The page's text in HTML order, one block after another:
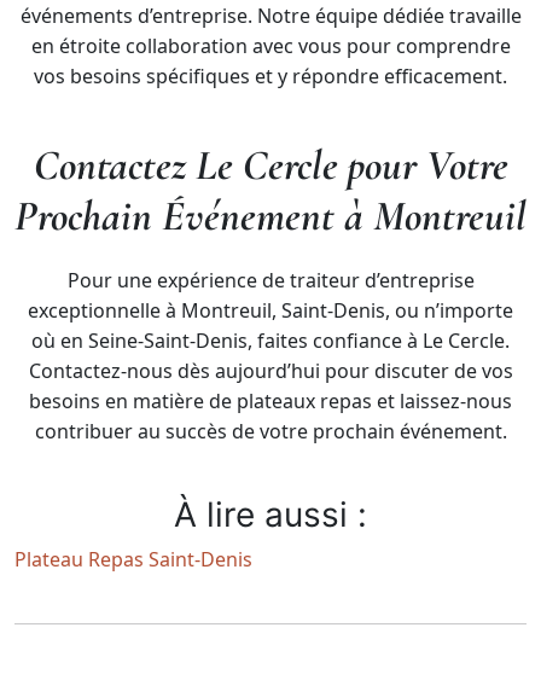
événements d’entreprise. Notre équipe dédiée travaille
en étroite collaboration avec vous pour comprendre
vos besoins spécifiques et y répondre efficacement.
Contactez Le Cercle pour Votre
Prochain Événement à Montreuil
Pour une expérience de traiteur d’entreprise
exceptionnelle à Montreuil, Saint-Denis, ou n’importe
où en Seine-Saint-Denis, faites confiance à Le Cercle.
Contactez-nous dès aujourd’hui pour discuter de vos
besoins en matière de plateaux repas et laissez-nous
contribuer au succès de votre prochain événement.
À lire aussi :
Plateau Repas Saint-Denis